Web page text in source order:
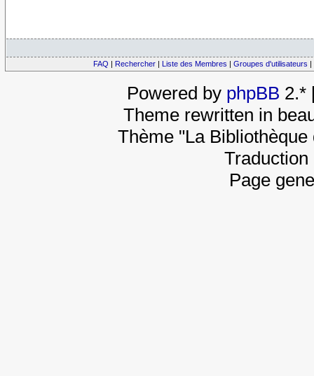
FAQ | Rechercher | Liste des Membres | Groupes d'utilisateurs |
Powered by phpBB 2.*
Theme rewritten in
Thème "La
Page